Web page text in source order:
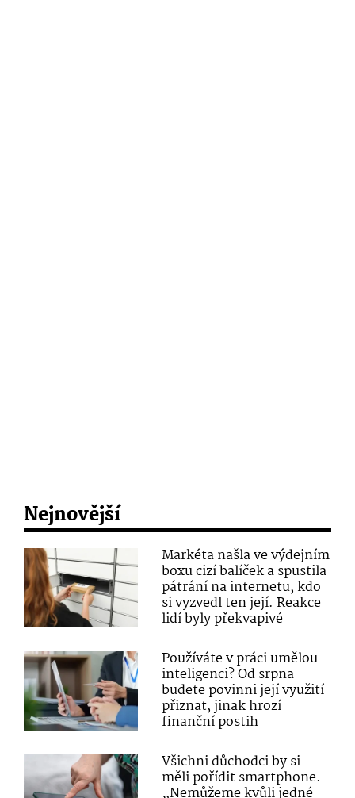
Nejnovější
Markéta našla ve výdejním
boxu cizí balíček a spustila
pátrání na internetu, kdo
si vyzvedl ten její. Reakce
lidí byly překvapivé
Používáte v práci umělou
inteligenci? Od srpna
budete povinni její využití
přiznat, jinak hrozí
finanční postih
Všichni důchodci by si
měli pořídit smartphone.
„Nemůžeme kvůli jedné